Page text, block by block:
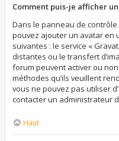
Comment puis-je afficher
Dans le panneau de contrôle
pouvez ajouter un avatar en
suivantes : le service «
distantes ou le transfert
forum peuvent activer ou
méthodes qu’ils veuillent
vous ne pouvez pas utiliser
contacter un administrateur
Haut